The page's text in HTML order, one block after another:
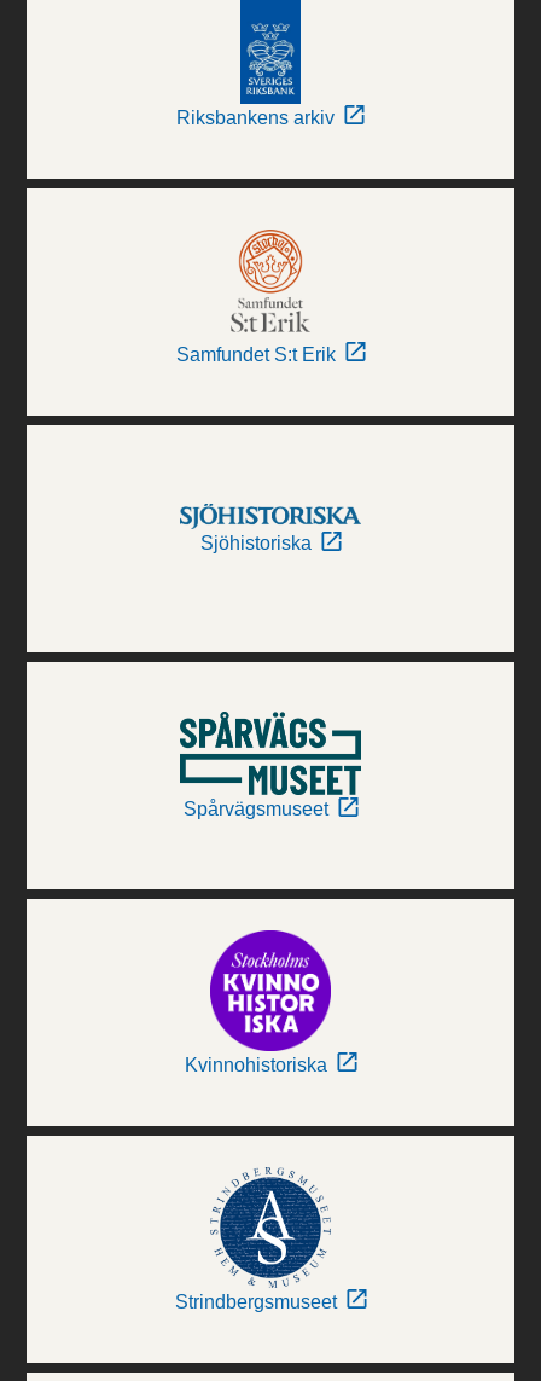
Riksbankens arkiv
Samfundet S:t Erik
Sjöhistoriska
Spårvägsmuseet
Kvinnohistoriska
Strindbergsmuseet